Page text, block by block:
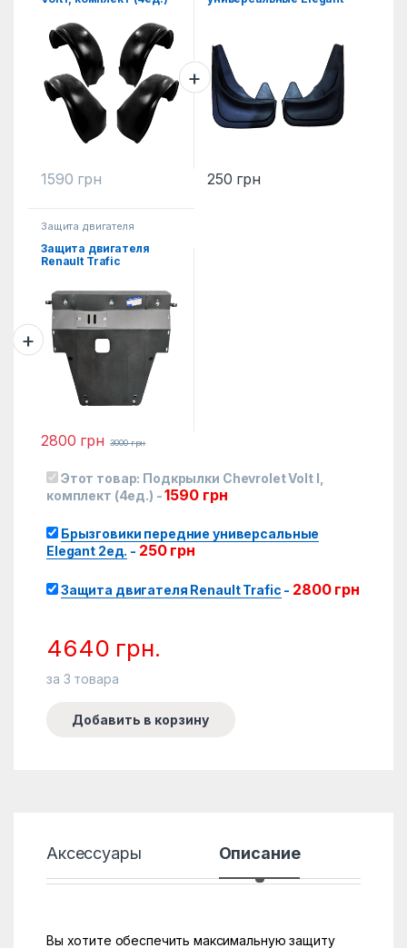
1590 грн 250 грн
Защита двигателя
Защита двигателя
Renault Trafic
2800 грн 3000грн
Этот товар: Подкрылки Chevrolet Volt I,
комплект (4ед.) -1590 грн
Брызговики передние универсальные
Elegant 2ед. - 250 грн
Защита двигателя Renault Trafic - 2800 грн
4640 грн.
за 3 товара
Добавить в корзину
Аксессуары Описание
Вы хотите обеспечить максимальную защиту